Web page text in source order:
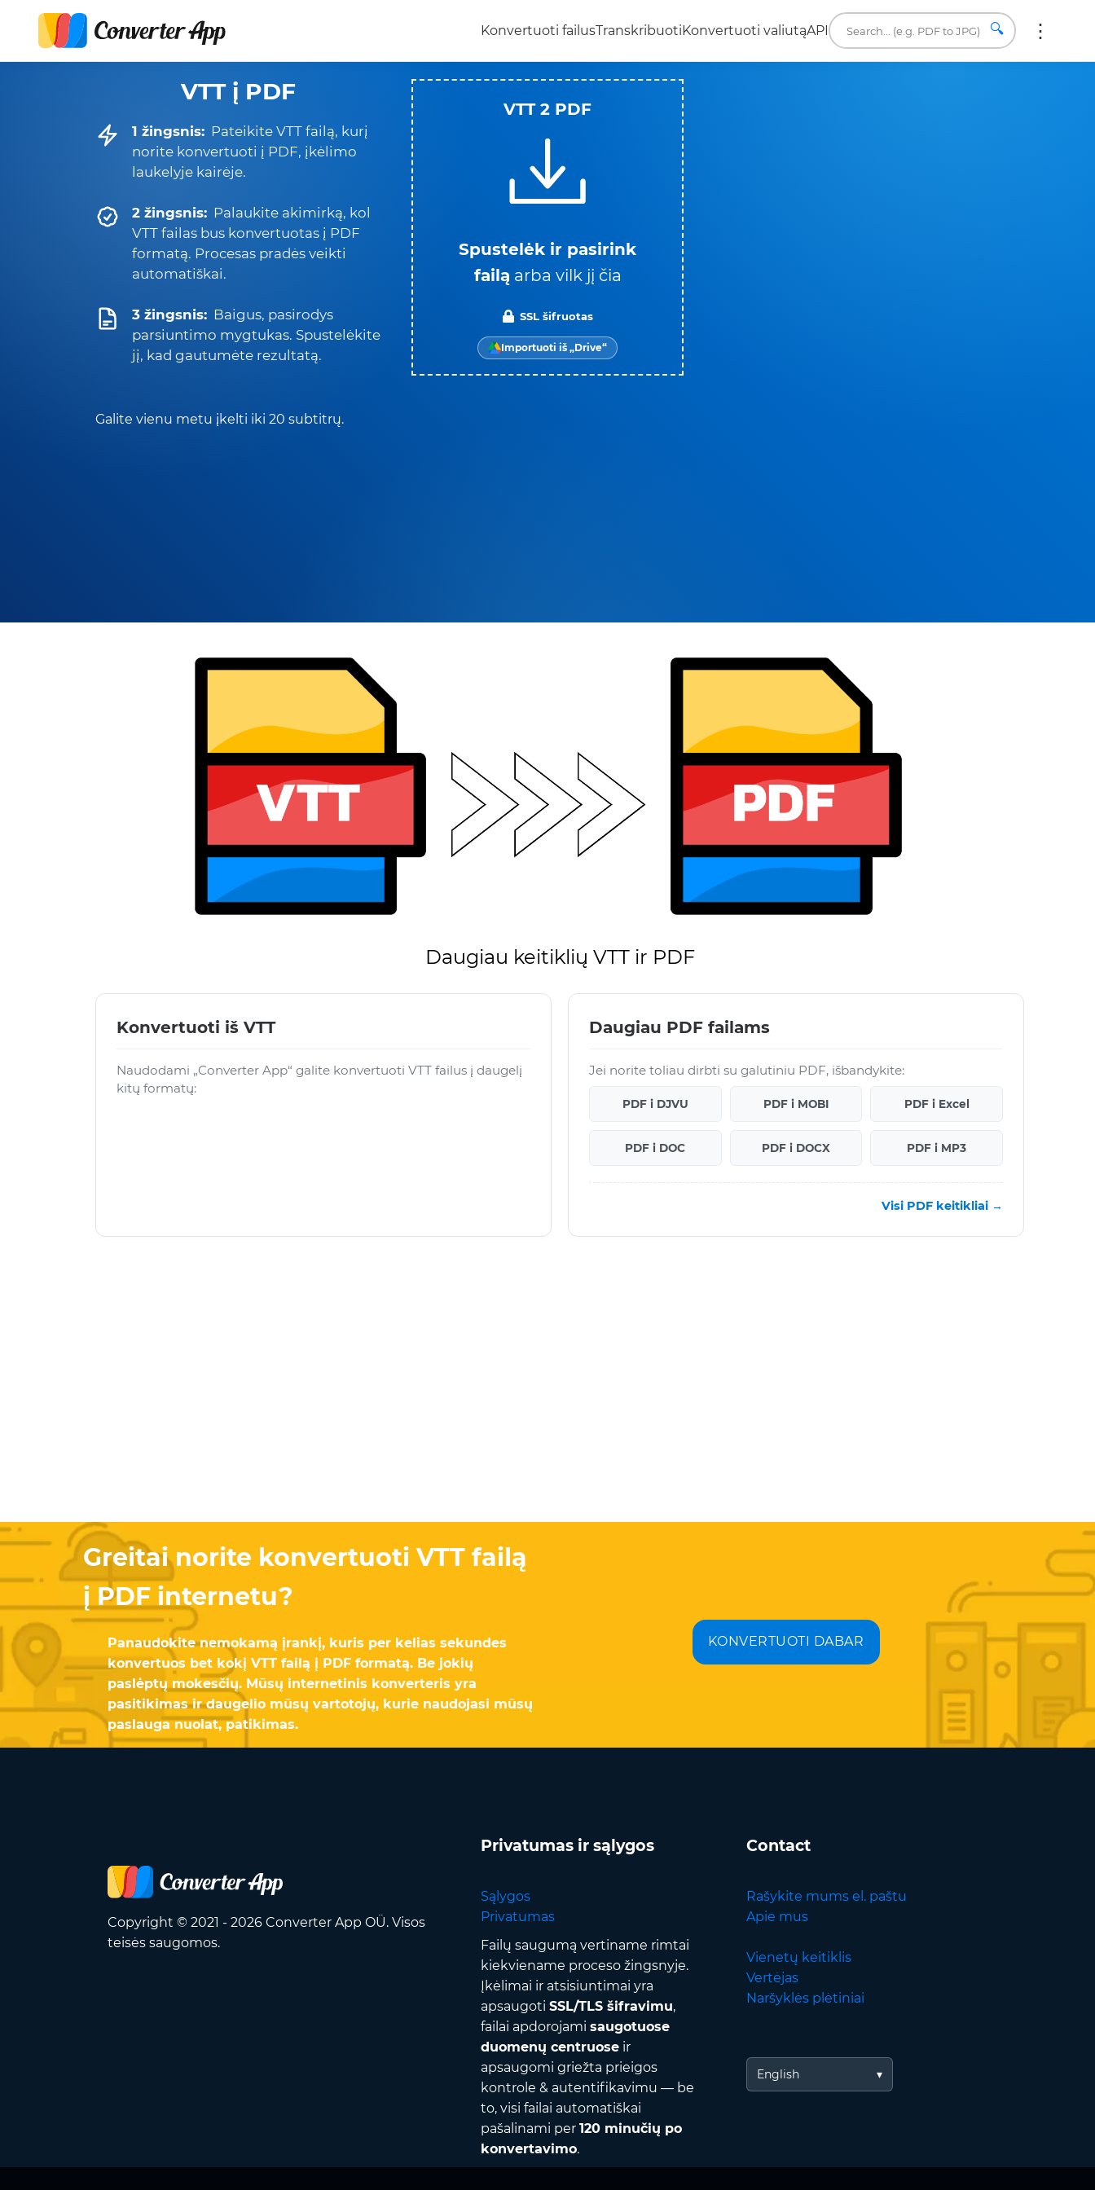
Konvertuoti failusTranskribuotiKonvertuoti valiutąAPI 🔍
VTT į PDF
1 žingsnis: Pateikite VTT failą, kurį
norite konvertuoti į PDF, įkėlimo
laukelyje kairėje.
2 žingsnis: Palaukite akimirką, kol
VTT failas bus konvertuotas į PDF
formatą. Procesas pradės veikti
automatiškai.
3 žingsnis: Baigus, pasirodys
parsiuntimo mygtukas. Spustelėkite
jį, kad gautumėte rezultatą.
Galite vienu metu įkelti iki 20 subtitrų.
VTT 2 PDF
Spustelėk ir pasirink
failą arba vilk jį čia
SSL šifruotas
Importuoti iš „Drive“
Daugiau keitiklių VTT ir PDF
Konvertuoti iš VTT
Naudodami „Converter App“ galite konvertuoti VTT failus į daugelį
kitų formatų:
Daugiau PDF failams
Jei norite toliau dirbti su galutiniu PDF, išbandykite:
PDF i DJVU PDF i MOBI PDF i Excel
PDF i DOC PDF i DOCX PDF i MP3
Visi PDF keitikliai →
Greitai norite konvertuoti VTT failą
į PDF internetu?
Panaudokite nemokamą įrankį, kuris per kelias sekundes
konvertuos bet kokį VTT failą į PDF formatą. Be jokių
paslėptų mokesčių. Mūsų internetinis konverteris yra
pasitikimas ir daugelio mūsų vartotojų, kurie naudojasi mūsų
paslauga nuolat, patikimas.
KONVERTUOTI DABAR
Copyright © 2021 - 2026 Converter App OÜ. Visos
teisės saugomos.
Privatumas ir sąlygos
Sąlygos
Privatumas
Failų saugumą vertiname rimtai
kiekviename proceso žingsnyje.
Įkėlimai ir atsisiuntimai yra
apsaugoti SSL/TLS šifravimu,
failai apdorojami saugotuose
duomenų centruoseir
apsaugomi griežta prieigos
kontrole & autentifikavimu — be
to, visi failai automatiškai
pašalinami per 120 minučių po
konvertavimo.
Contact
Rašykite mums el. paštu
Apie mus
Vienetų keitiklis
Vertėjas
Naršyklės plėtiniai
English